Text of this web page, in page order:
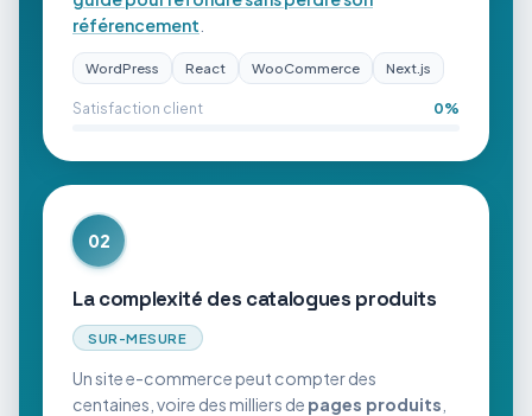
référencement
WordPress React WooCommerce Next.js
Satisfaction client 0%
02
La complexité des catalogues produits
SUR-MESURE
Un site e-commerce peut compter des
centaines, voire des milliers de pages produits